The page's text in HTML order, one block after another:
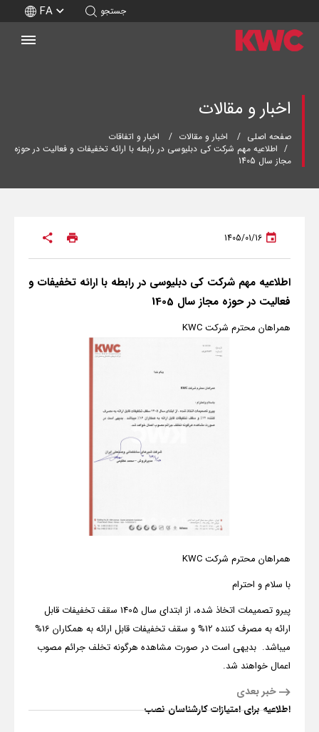
جستجو FA
اخبار و مقالات
صفحه اصلی اخبار و مقالات
اخبار و اتفاقات
اطلاعیه مهم شرکت کی دبلیوسی در رابطه با ارائه تخفیفات و فعالیت در حوزه
مجاز سال 1405
1405/01/16
اطلاعیه مهم شرکت کی دبلیوسی در رابطه با ارائه تخفیفات و
فعالیت در حوزه مجاز سال 1405
همراهان محترم شرکت KWC
همراهان محترم شرکت KWC
با سلام و احترام
پیرو تصمیمات اتخاذ شده، از ابتدای سال 1405 سقف تخفیفات قابل
ارائه به مصرف کننده 12% و سقف تخفیفات قابل ارائه به همکاران 16%
میباشد. بدیهی است در صورت مشاهده هرگونه تخلف جرائم مصوب
اعمال خواهند شد.
خبر بعدی
اطلاعیه برای امتیازات کارشناسان نصب